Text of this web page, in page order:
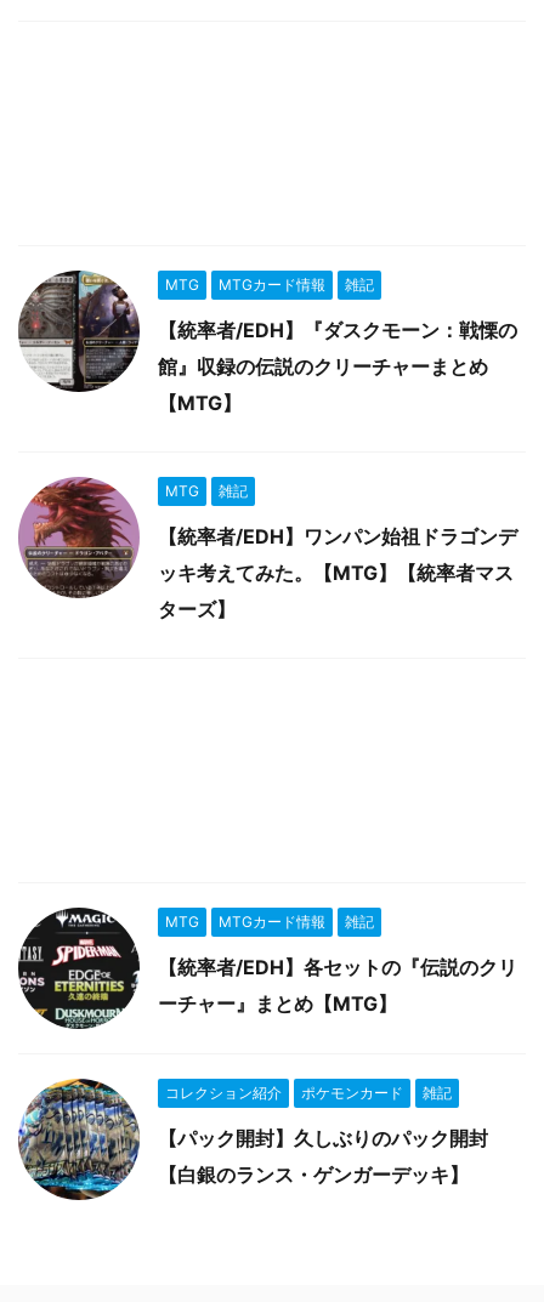
MTG MTGカード情報 雑記
【統率者/EDH】『ダスクモーン：戦慄の
館』収録の伝説のクリーチャーまとめ
【MTG】
MTG 雑記
【統率者/EDH】ワンパン始祖ドラゴンデ
ッキ考えてみた。【MTG】【統率者マス
ターズ】
MTG MTGカード情報 雑記
【統率者/EDH】各セットの『伝説のクリ
ーチャー』まとめ【MTG】
コレクション紹介 ポケモンカード 雑記
【パック開封】久しぶりのパック開封
【白銀のランス・ゲンガーデッキ】